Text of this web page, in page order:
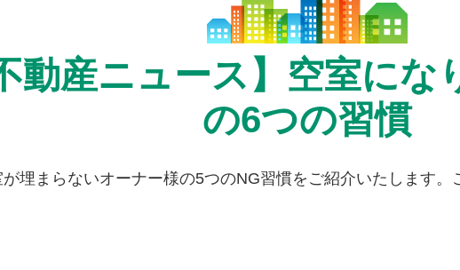
動産ニュース】空室に
の6つの習慣
埋まらないオーナー様の5つのNG習慣をご紹介いたします。